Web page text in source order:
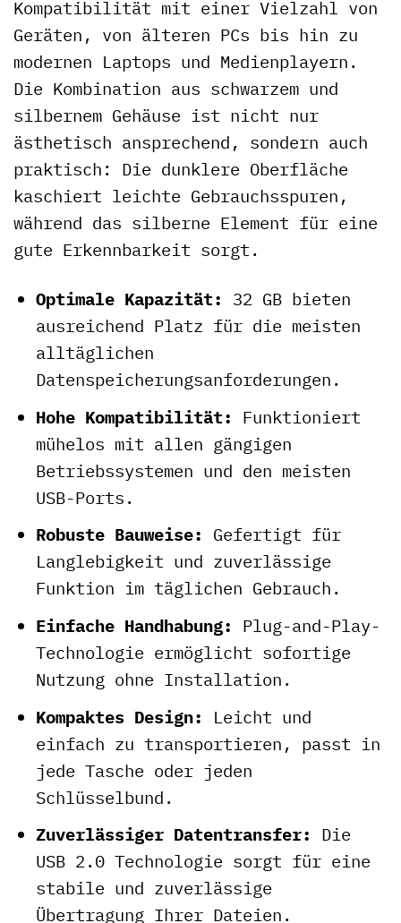
Kompatibilität mit einer Vielzahl von
Geräten, von älteren PCs bis hin zu
modernen Laptops und Medienplayern.
Die Kombination aus schwarzem und
silbernem Gehäuse ist nicht nur
ästhetisch ansprechend, sondern auch
praktisch: Die dunklere Oberfläche
kaschiert leichte Gebrauchsspuren,
während das silberne Element für eine
gute Erkennbarkeit sorgt.
Optimale Kapazität: 32 GB bieten
ausreichend Platz für die meisten
alltäglichen
Datenspeicherungsanforderungen.
Hohe Kompatibilität: Funktioniert
mühelos mit allen gängigen
Betriebssystemen und den meisten
USB-Ports.
Robuste Bauweise: Gefertigt für
Langlebigkeit und zuverlässige
Funktion im täglichen Gebrauch.
Einfache Handhabung: Plug-and-Play-
Technologie ermöglicht sofortige
Nutzung ohne Installation.
Kompaktes Design:
Leicht und
einfach zu transportieren, passt in
jede Tasche oder jeden
Schlüsselbund.
Zuverlässiger Datentransfer: Die
USB 2.0 Technologie sorgt für eine
stabile und zuverlässige
Übertragung Ihrer Dateien.